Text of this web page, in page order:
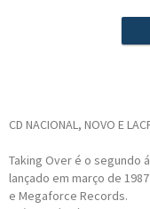
CD NACIONAL, NOVO E
Taking Over é o segundo
lançado em março de
e Megaforce Records.